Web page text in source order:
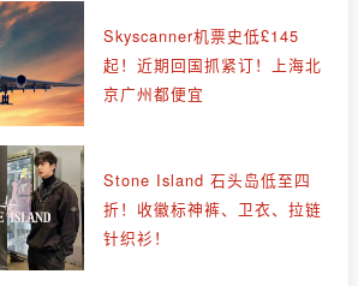
Skyscanner机票史低£145
起！近期回国抓紧订！上海北
京广州都便宜
Stone Island 石头岛低至四
折！收徽标神裤、卫衣、拉链
针织衫！